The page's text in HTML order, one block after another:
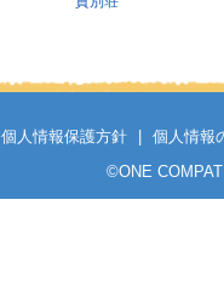
個人情報保護方針
個人情報
©ONE